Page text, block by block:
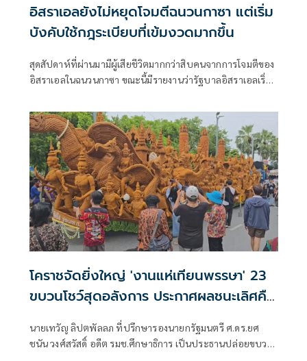
อิสราเอลยังไม่หยุดโจมตีฉนวนกาซา แต่เริ่ม
บังคับใช้กฎระเบียบที่เข้มงวดมากขึ้น
สุดสัปดาห์ที่ผ่านมามีผู้เสียชีวิตมากกว่าสิบคนจากการโจมตีของ
อิสราเอลในฉนวนกาซา ขณะนี้มีรายงานว่ารัฐบาลอิสราเอลเริ่ม
โคราชจัดยิ่งใหญ่ 'งานแห่เทียนพรรษา' 23
ขบวนโชว์สุดอลังการ ประกาศผลชนะเลิศคืน
นายเทวัญ ลิปตพัลลภ ที่ปรึกษารองนายกรัฐมนตรี ศ.ดร.ยศ
ชนัน วงศ์สวัสดิ์ อดีต รมช.ศึกษาธิการ เป็นประธานปล่อยขบวน